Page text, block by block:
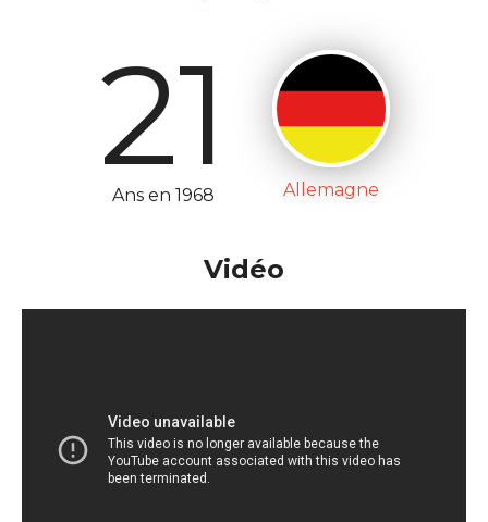
21
Ans en 1968 Allemagne
Vidéo